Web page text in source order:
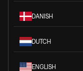
DANISH
DUTCH
ENGLISH